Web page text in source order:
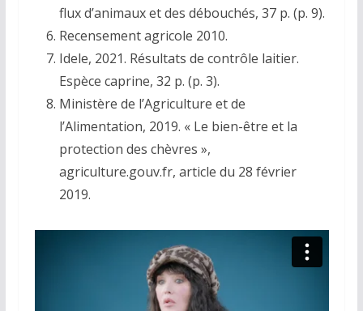
flux d’animaux et des débouchés, 37 p. (p. 9).
Recensement agricole 2010.
Idele, 2021. Résultats de contrôle laitier.
Espèce caprine, 32 p. (p. 3).
Ministère de l’Agriculture et de
l’Alimentation, 2019. « Le bien-être et la
protection des chèvres »,
agriculture.gouv.fr, article du 28 février
2019.